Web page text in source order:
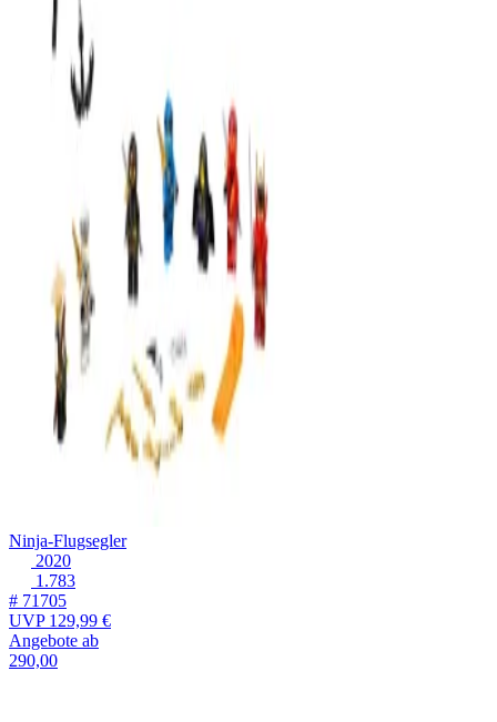
Ninja-Flugsegler
2020
1.783
# 71705
UVP129,99 €
Angebote ab
290,00